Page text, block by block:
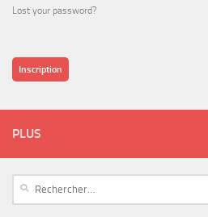
Lost your password?
Inscription
PLUS